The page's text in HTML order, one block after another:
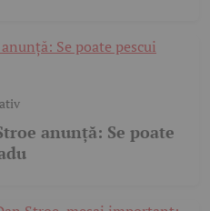
anunță: Se poate